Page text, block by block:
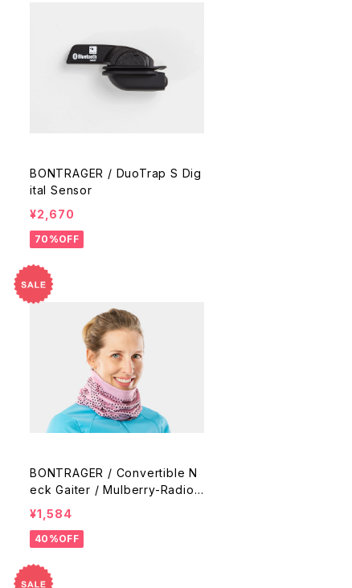
BONTRAGER / DuoTrap S Dig
ital Sensor
¥2,670
70%OFF
BONTRAGER / Convertible N
eck Gaiter / Mulberry-Radioa
ctive Pink
¥1,584
40%OFF